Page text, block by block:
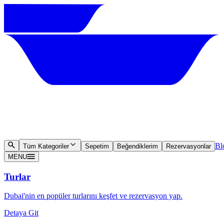
Tüm Kategoriler Sepetim Beğendiklerim Rezervasyonlar
MENU
Turlar
Dubai'nin en popüler turlarını keşfet ve rezervasyon yap.
Detaya Git